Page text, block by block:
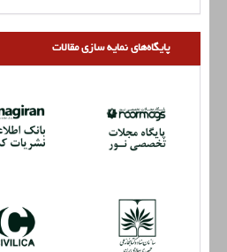
پایگاه‌های نمایه سازی مقالات